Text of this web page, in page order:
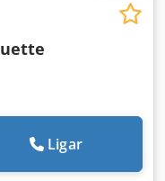
Ligar